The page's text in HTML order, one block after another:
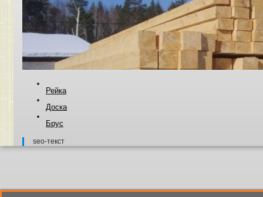
Рейка
Доска
Брус
seo-текст